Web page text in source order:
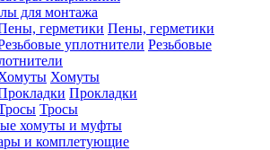
для монтажа
Пены, герметики
Резьбовые
Хомуты
Прокладки
Тросы
хомуты и муфты
и комплетующие